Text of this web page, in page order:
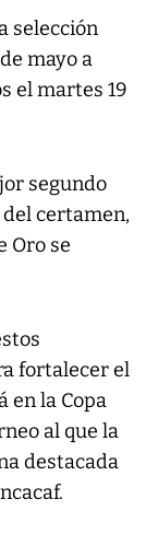
selección
mayo a
el martes 19
segundo
certamen,
Oro se
fortalecer el
en la Copa
al que la
destacada